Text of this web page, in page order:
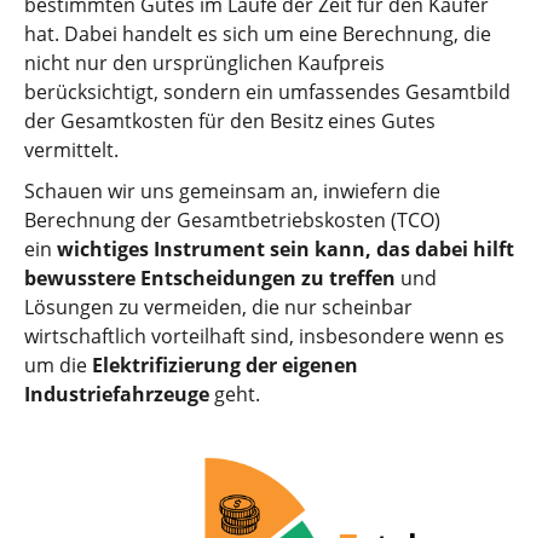
hat. Dabei handelt es sich um eine Berechnung, die
nicht nur den ursprünglichen Kaufpreis
berücksichtigt, sondern ein umfassendes Gesamtbild
der Gesamtkosten für den Besitz eines Gutes
vermittelt.
Schauen wir uns gemeinsam an, inwiefern die
Berechnung der Gesamtbetriebskosten (TCO)
ein wichtiges Instrument sein kann, das dabei hilft
bewusstere Entscheidungen zu treffen und
Lösungen zu vermeiden, die nur scheinbar
wirtschaftlich vorteilhaft sind, insbesondere wenn es
um die Elektrifizierung der eigenen
Industriefahrzeugegeht.